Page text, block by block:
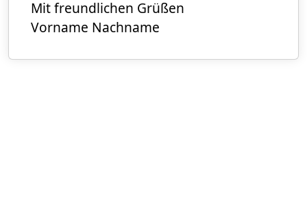
Mit freundlichen Grüßen
Vorname Nachname